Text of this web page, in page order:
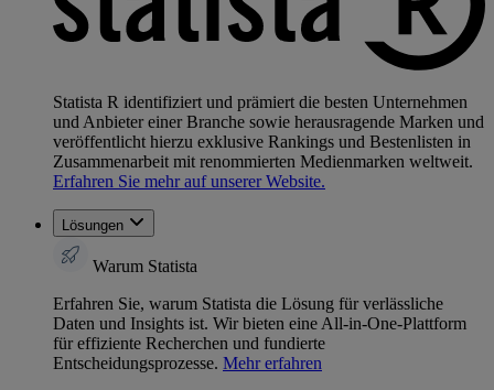
Statista R identifiziert und prämiert die besten Unternehmen
und Anbieter einer Branche sowie herausragende Marken und
veröffentlicht hierzu exklusive Rankings und Bestenlisten in
Zusammenarbeit mit renommierten Medienmarken weltweit.
Erfahren Sie mehr auf unserer Website.
Lösungen
Warum Statista
Erfahren Sie, warum Statista die Lösung für verlässliche
Daten und Insights ist. Wir bieten eine All-in-One-Plattform
für effiziente Recherchen und fundierte
Entscheidungsprozesse. Mehr erfahren